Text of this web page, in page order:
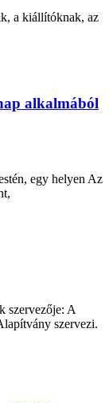
a kiállítóknak, az
alkalmából
egy helyen Az
szervezője: A
szervezi.